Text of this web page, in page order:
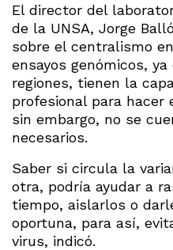
El director del
de la UNSA, Jorge
sobre el centralismo
ensayos genómicos,
regiones, tienen la
profesional para hacer
sin embargo, no se
necesarios.
Saber si circula la
otra, podría ayudar a
tiempo, aislarlos o
oportuna, para así,
virus, indicó.